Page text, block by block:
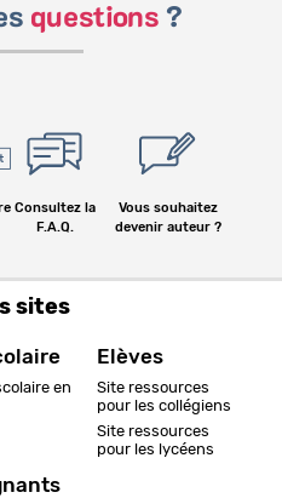
questions ?
Consultez la
F.A.Q.
Vous souhaitez
devenir auteur ?
sites
en
Elèves
Site ressources
pour les collégiens
Site ressources
pour les lycéens